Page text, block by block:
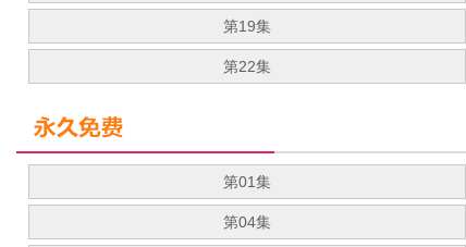
第19集
第22集
第01集
第04集